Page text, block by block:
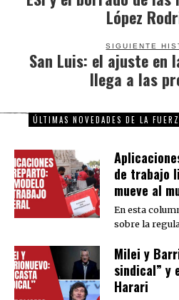
López
SIGUIENTE
San Luis: el ajuste en
llega a las
ÚLTIMAS NOVEDADES DE LA
de trabajo
mueve al
En esta
sobre la
Milei y
sindical” y
Harari